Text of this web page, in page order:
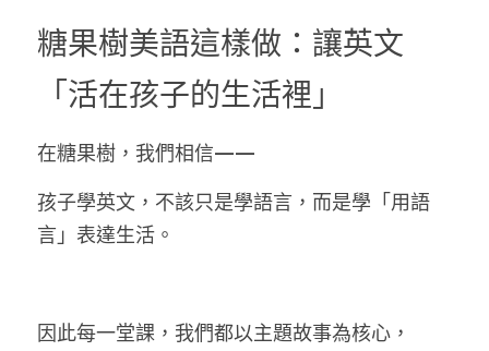
糖果樹美語這樣做：讓英文
「活在孩子的生活裡」
在糖果樹，我們相信——
孩子學英文，不該只是學語言，而是學「用語
言」表達生活。
因此每一堂課，我們都以主題故事為核心，